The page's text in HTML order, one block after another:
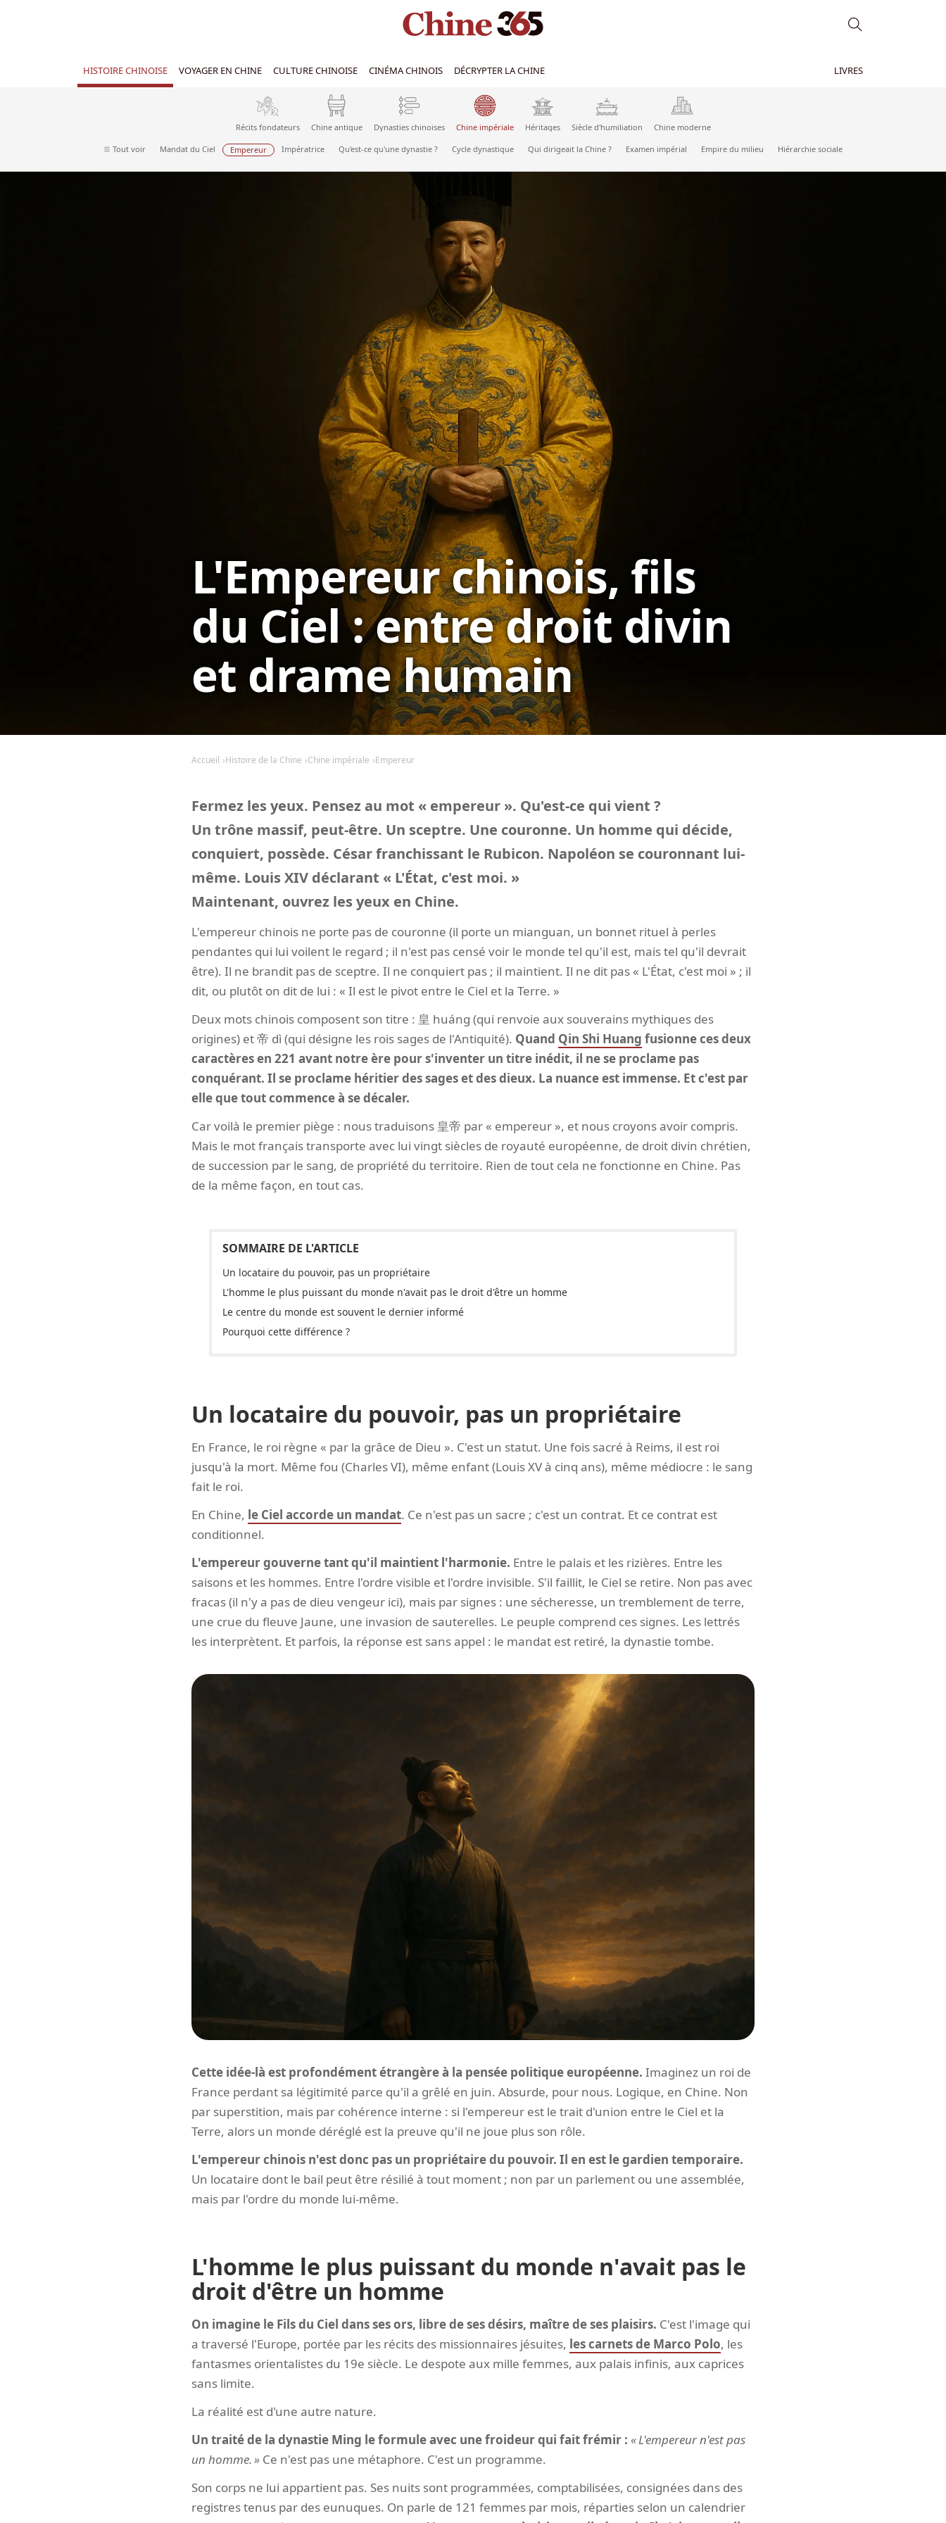
HISTOIRE CHINOISE VOYAGER EN CHINE CULTURE CHINOISE CINÉMA CHINOIS DÉCRYPTER LA CHINE LIVRES
Récits fondateurs Chine antique Dynasties chinoises Chine impériale Héritages Siècle d'humiliation Chine moderne
Tout voir Mandat du Ciel Empereur Impératrice Qu'est-ce qu'une dynastie ? Cycle dynastique Qui dirigeait la Chine ? Examen impérial Empire du milieu Hiérarchie sociale
L'Empereur chinois, fils
du Ciel : entre droit divin
et drame humain
Accueil Histoire de la Chine Chine impériale Empereur
Fermez les yeux. Pensez au mot « empereur ». Qu'est-ce qui vient ?
Un trône massif, peut-être. Un sceptre. Une couronne. Un homme qui décide,
conquiert, possède. César franchissant le Rubicon. Napoléon se couronnant lui-
même. Louis XIV déclarant « L'État, c'est moi. »
Maintenant, ouvrez les yeux en Chine.
L'empereur chinois ne porte pas de couronne (il porte un mianguan, un bonnet rituel à perles
pendantes qui lui voilent le regard ; il n'est pas censé voir le monde tel qu'il est, mais tel qu'il devrait
être). Il ne brandit pas de sceptre. Il ne conquiert pas ; il maintient. Il ne dit pas « L'État, c'est moi » ; il
dit, ou plutôt on dit de lui : « Il est le pivot entre le Ciel et la Terre. »
Deux mots chinois composent son titre : 皇 huáng (qui renvoie aux souverains mythiques des
origines) et 帝 dì (qui désigne les rois sages de l'Antiquité). Quand Qin Shi Huang fusionne ces deux
caractères en 221 avant notre ère pour s'inventer un titre inédit, il ne se proclame pas
conquérant. Il se proclame héritier des sages et des dieux. La nuance est immense. Et c'est par
elle que tout commence à se décaler.
Car voilà le premier piège : nous traduisons 皇帝 par « empereur », et nous croyons avoir compris.
Mais le mot français transporte avec lui vingt siècles de royauté européenne, de droit divin chrétien,
de succession par le sang, de propriété du territoire. Rien de tout cela ne fonctionne en Chine. Pas
de la même façon, en tout cas.
Un locataire du pouvoir, pas un propriétaire
L'homme le plus puissant du monde n'avait pas le droit d'être un homme
Le centre du monde est souvent le dernier informé
Pourquoi cette différence ?
Un locataire du pouvoir, pas un propriétaire
En France, le roi règne « par la grâce de Dieu ». C'est un statut. Une fois sacré à Reims, il est roi
jusqu'à la mort. Même fou (Charles VI), même enfant (Louis XV à cinq ans), même médiocre : le sang
fait le roi.
En Chine, le Ciel accorde un mandat. Ce n'est pas un sacre ; c'est un contrat. Et ce contrat est
conditionnel.
L'empereur gouverne tant qu'il maintient l'harmonie. Entre le palais et les rizières. Entre les
saisons et les hommes. Entre l'ordre visible et l'ordre invisible. S'il faillit, le Ciel se retire. Non pas avec
fracas (il n'y a pas de dieu vengeur ici), mais par signes : une sécheresse, un tremblement de terre,
une crue du fleuve Jaune, une invasion de sauterelles. Le peuple comprend ces signes. Les lettrés
les interprètent. Et parfois, la réponse est sans appel : le mandat est retiré, la dynastie tombe.
Cette idée-là est profondément étrangère à la pensée politique européenne. Imaginez un roi de
France perdant sa légitimité parce qu'il a grêlé en juin. Absurde, pour nous. Logique, en Chine. Non
par superstition, mais par cohérence interne : si l'empereur est le trait d'union entre le Ciel et la
Terre, alors un monde déréglé est la preuve qu'il ne joue plus son rôle.
L'empereur chinois n'est donc pas un propriétaire du pouvoir. Il en est le gardien temporaire.
Un locataire dont le bail peut être résilié à tout moment ; non par un parlement ou une assemblée,
mais par l'ordre du monde lui-même.
L'homme le plus puissant du monde n'avait pas le
droit d'être un homme
On imagine le Fils du Ciel dans ses ors, libre de ses désirs, maître de ses plaisirs. C'est l'image qui
a traversé l'Europe, portée par les récits des missionnaires jésuites, les carnets de Marco Polo, les
fantasmes orientalistes du 19e siècle. Le despote aux mille femmes, aux palais infinis, aux caprices
sans limite.
La réalité est d'une autre nature.
Un traité de la dynastie Ming le formule avec une froideur qui fait frémir :
L'empereur n'est pas
un homme.
Ce n'est pas une métaphore. C'est un programme.
Son corps ne lui appartient pas. Ses nuits sont programmées, comptabilisées, consignées dans des
registres tenus par des eunuques. On parle de 121 femmes par mois, réparties selon un calendrier